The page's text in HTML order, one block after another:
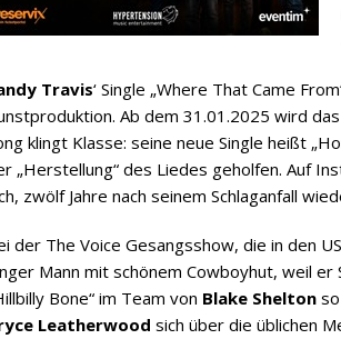
Travis‘ Single „Where That Came
Ab dem 31.01.2025 wird
klingt Klasse: seine neue Single heißt
„Herstellung“ des Liedes geholfen. Auf
zwölf Jahre nach seinem Schlaganfall
der The Voice Gesangsshow, die in den
Mann mit schönem Cowboyhut, weil er
Bone“ im Team von Blake Shelton
Leatherwood sich über die üblichen